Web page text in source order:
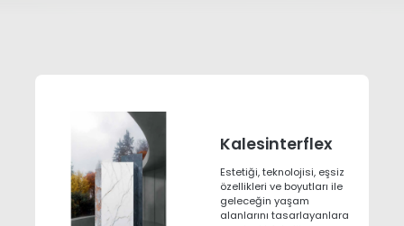
Kalesinterflex
Estetiği, teknolojisi, eşsiz
özellikleri ve boyutları ile
geleceğin yaşam
alanlarını tasarlayanlara